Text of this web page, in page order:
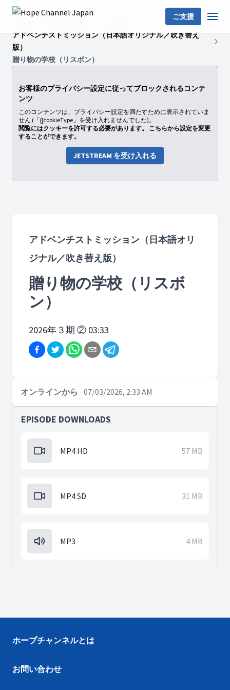
ご支援
アドベンチストミッション（日本語オリジナル／吹き替え
版）
贈り物の学校（リスボン）
お客様のプライバシー設定に従ってブロックされるコンテ
ンツ
このコンテンツは、プライバシー設定を満たすために表示されていま
せん (「{{cookieType」を受け入れませんでした)。
閲覧にはクッキーを許可する必要があります。 こちらから設定を変更
することができます。
JETSTREAM を受け入れる
アドベンチストミッション（日本語オリ
ジナル／吹き替え版）
贈り物の学校（リスボ
ン）
2026年３期 ② 03:33
オンラインから 07/03/2026, 2:33 AM
EPISODE DOWNLOADS
MP4 HD 57 MB
MP4 SD 31 MB
MP3 4 MB
ホープチャンネルとは
お問い合わせ